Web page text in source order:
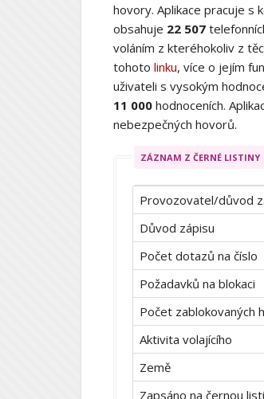
hovory. Aplikace pracuje s
obsahuje 22 507
voláním z kteréhokoliv z
tohoto linku, více o jejím
uživateli s vysokým
11 000 hodnoceních.
nebezpečných hovorů.
ZÁZNAM Z ČERNÉ LISTINY
Provozovatel/důvod
Důvod zápisu
Počet dotazů na číslo
Požadavků na blokaci
Počet zablokovaných
Aktivita volajícího
Země
Zapsáno na černou